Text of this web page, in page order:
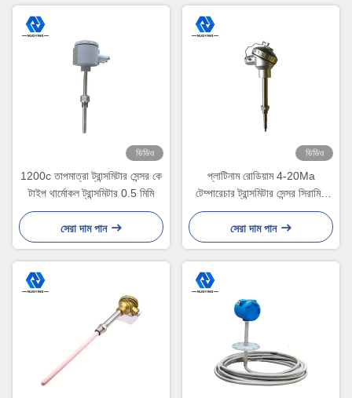
ভিডিও
1200c তাপমাত্রা ট্রান্সমিটার সেন্সর কে
টাইপ থার্মোকল ট্রান্সমিটার 0.5 মিমি
সেরা দাম পান
ভিডিও
প্লাটিনাম রোডিয়াম 4-20Ma
টেম্পারেচার ট্রান্সমিটার সেন্সর সিরামিক
প্রোব থার্মোকল টেম্পারেচার ট্রান্সমিটার
সেরা দাম পান